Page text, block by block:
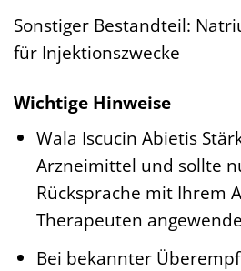
Sonstiger Bestandteil:
für Injektionszwecke
Wichtige Hinweise
Wala Iscucin Abietis
Arzneimittel und sollte
Rücksprache mit Ihrem
Therapeuten
Bei bekannter